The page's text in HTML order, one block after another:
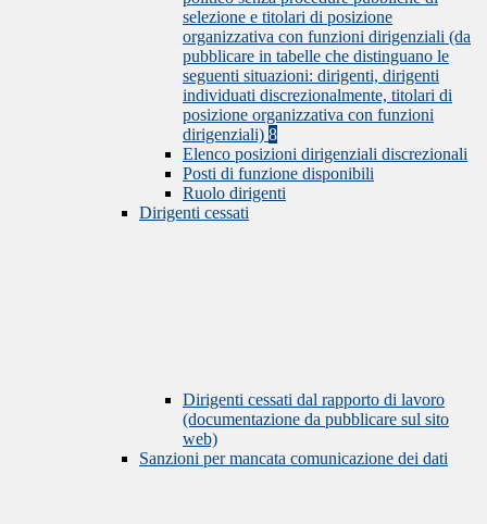
selezione e titolari di posizione
organizzativa con funzioni dirigenziali (da
pubblicare in tabelle che distinguano le
seguenti situazioni: dirigenti, dirigenti
individuati discrezionalmente, titolari di
posizione organizzativa con funzioni
dirigenziali) 8
Elenco posizioni dirigenziali discrezionali
Posti di funzione disponibili
Ruolo dirigenti
Dirigenti cessati
Dirigenti cessati dal rapporto di lavoro
(documentazione da pubblicare sul sito
web)
Sanzioni per mancata comunicazione dei dati